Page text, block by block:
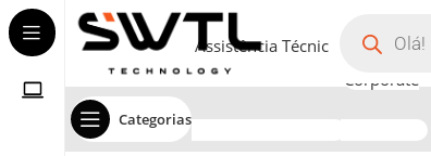
Categorias
Assistência Técnica
Corporate